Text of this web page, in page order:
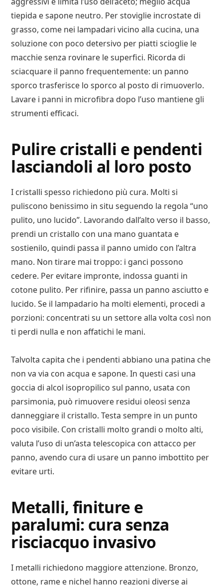
tiepida e sapone neutro. Per stoviglie incrostate di
grasso, come nei lampadari vicino alla cucina, una
soluzione con poco detersivo per piatti scioglie le
macchie senza rovinare le superfici. Ricorda di
sciacquare il panno frequentemente: un panno
sporco trasferisce lo sporco al posto di rimuoverlo.
Lavare i panni in microfibra dopo l’uso mantiene gli
strumenti efficaci.
Pulire cristalli e pendenti
lasciandoli al loro posto
I cristalli spesso richiedono più cura. Molti si
puliscono benissimo in situ seguendo la regola “uno
pulito, uno lucido”. Lavorando dall’alto verso il basso,
prendi un cristallo con una mano guantata e
sostienilo, quindi passa il panno umido con l’altra
mano. Non tirare mai troppo: i ganci possono
cedere. Per evitare impronte, indossa guanti in
cotone pulito. Per rifinire, passa un panno asciutto e
lucido. Se il lampadario ha molti elementi, procedi a
porzioni: concentrati su un settore alla volta così non
ti perdi nulla e non affatichi le mani.
Talvolta capita che i pendenti abbiano una patina che
non va via con acqua e sapone. In questi casi una
goccia di alcol isopropilico sul panno, usata con
parsimonia, può rimuovere residui oleosi senza
danneggiare il cristallo. Testa sempre in un punto
poco visibile. Con cristalli molto grandi o molto alti,
valuta l’uso di un’asta telescopica con attacco per
panno, avendo cura di usare un panno imbottito per
evitare urti.
Metalli, finiture e
paralumi: cura senza
risciacquo invasivo
I metalli richiedono maggiore attenzione. Bronzo,
ottone, rame e nichel hanno reazioni diverse ai